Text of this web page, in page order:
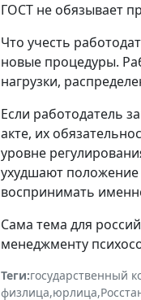
ГОСТ не обязывает
Что учесть
новые процедуры.
нагрузки,
Если работодатель
акте, их
уровне
ухудшают положение
воспринимать
Сама тема для
менеджменту
Теги:государственный
физлица,юрлица,